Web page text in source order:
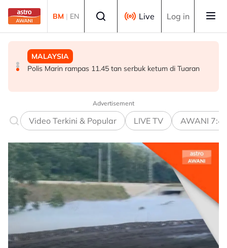
Skip to main content
BM | EN Live Log in
MALAYSIA
Kes penagihan dadah di Terengganu turun 7.2 peratus -
MALAYSIA
Pengalaman Malaysia tangani kepelbagaian agama
MALAYSIA
Polis Marin rampas 11.45 tan serbuk ketum di Tuaran
Advertisement
Video Terkini & Popular LIVE TV AWANI